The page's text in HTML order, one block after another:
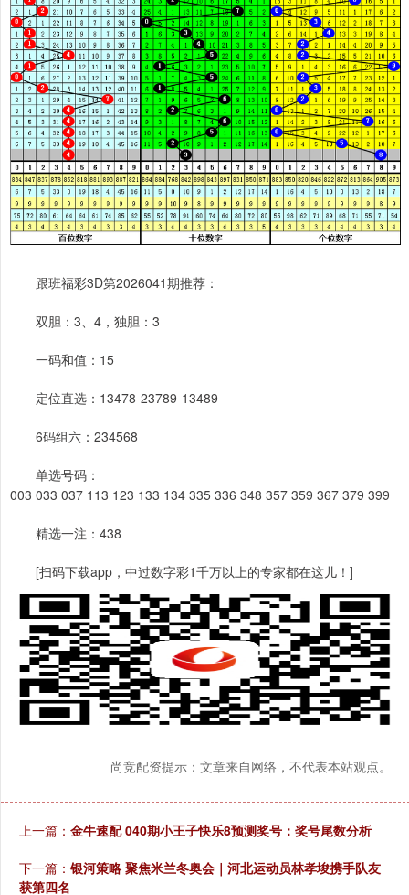
跟班福彩3D第2026041期推荐：
双胆：3、4，独胆：3
一码和值：15
定位直选：13478-23789-13489
6码组六：234568
单选号码：
003 033 037 113 123 133 134 335 336 348 357 359 367 379 399
精选一注：438
[扫码下载app，中过数字彩1千万以上的专家都在这儿！]
尚竞配资提示：文章来自网络，不代表本站观点。
上一篇： 金牛速配 040期小王子快乐8预测奖号：奖号尾数分析
下一篇： 银河策略 聚焦米兰冬奥会｜河北运动员林孝埈携手队友
获第四名